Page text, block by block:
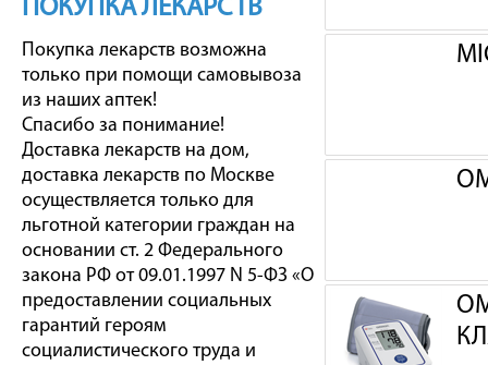
ПОКУПКА ЛЕКАРСТВ
Покупка лекарств возможна
только при помощи самовывоза
из наших аптек!
Спасибо за понимание!
Доставка лекарств на дом,
доставка лекарств по Москве
осуществляется только для
льготной категории граждан на
основании ст. 2 Федерального
закона РФ от 09.01.1997 N 5-ФЗ «О
предоставлении социальных
гарантий героям
социалистического труда и